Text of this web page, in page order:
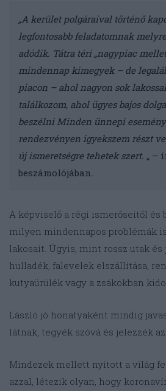
„A kerület polgáraival történő
legfontosabb feladatomnak
adódik. Tátra téri „nagypiac
mindennap kimegyek – de
piacon – ahol nagyon sok
találkozom, ahol ügyes bajos
beszélni Minden ünnepi
rendezvényen igyekszem részt
új ismeretségre tehetek szert. „ –
beszámolójában.
A képviselő a régi ismerőseitől és
milyen mindennapos problémák
lakosait. Úgyis, mint rossz utak
hulladék, falevelek elszállítása,
kutyaürülék vagy a zsákokban
László jó honatyaként mindig
látnak, tegyék szóvá és jelezzék
Mindezek mellett nyitott a világ
azzal, létezik olyan, hogy